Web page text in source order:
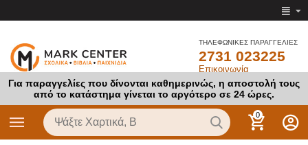
ΤΗΛΕΦΩΝΙΚΕΣ ΠΑΡΑΓΓΕΛΙΕΣ
2731 023225
Επικοινωνία
Για παραγγελίες που δίνονται καθημερινώς, η αποστολή τους
από το κατάστημα γίνεται το αργότερο σε 24 ώρες.
0